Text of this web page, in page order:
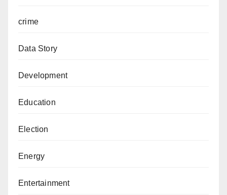
crime
Data Story
Development
Education
Election
Energy
Entertainment